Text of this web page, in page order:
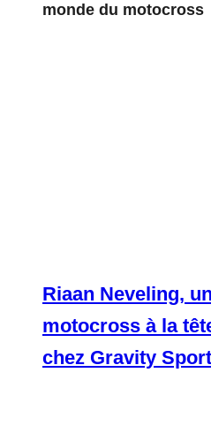
monde du motocross
Riaan Neveling,
motocross à la
chez Gravity